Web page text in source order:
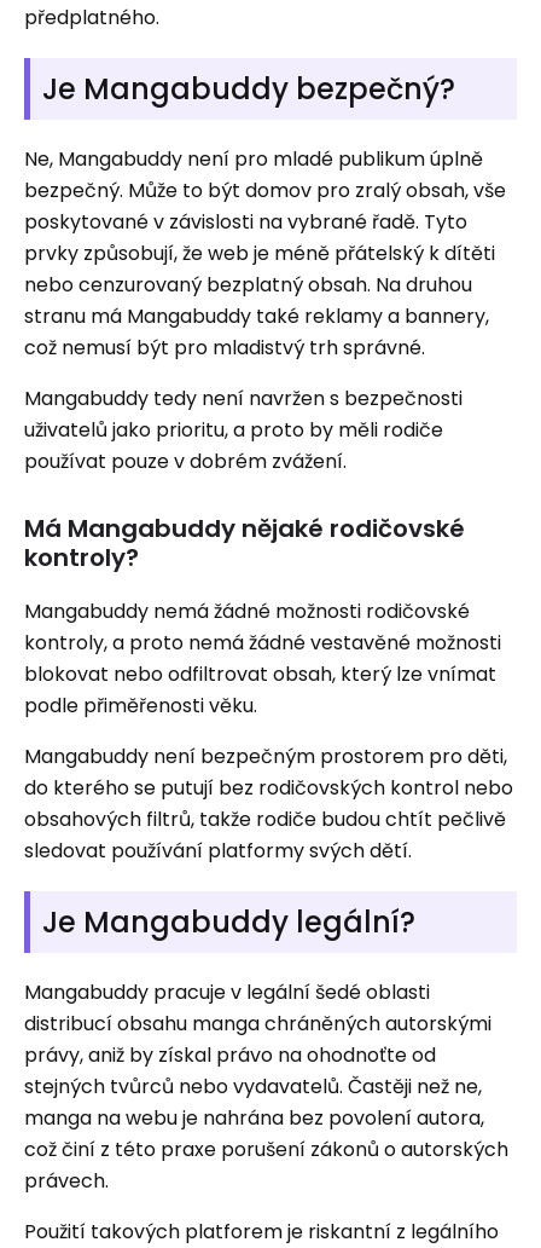
předplatného.
Je Mangabuddy bezpečný?
Ne, Mangabuddy není pro mladé publikum úplně
bezpečný. Může to být domov pro zralý obsah, vše
poskytované v závislosti na vybrané řadě. Tyto
prvky způsobují, že web je méně přátelský k dítěti
nebo cenzurovaný bezplatný obsah. Na druhou
stranu má Mangabuddy také reklamy a bannery,
což nemusí být pro mladistvý trh správné.
Mangabuddy tedy není navržen s bezpečnosti
uživatelů jako prioritu, a proto by měli rodiče
používat pouze v dobrém zvážení.
Má Mangabuddy nějaké rodičovské
kontroly?
Mangabuddy nemá žádné možnosti rodičovské
kontroly, a proto nemá žádné vestavěné možnosti
blokovat nebo odfiltrovat obsah, který lze vnímat
podle přiměřenosti věku.
Mangabuddy není bezpečným prostorem pro děti,
do kterého se putují bez rodičovských kontrol nebo
obsahových filtrů, takže rodiče budou chtít pečlivě
sledovat používání platformy svých dětí.
Je Mangabuddy legální?
Mangabuddy pracuje v legální šedé oblasti
distribucí obsahu manga chráněných autorskými
právy, aniž by získal právo na ohodnoťte od
stejných tvůrců nebo vydavatelů. Častěji než ne,
manga na webu je nahrána bez povolení autora,
což činí z této praxe porušení zákonů o autorských
právech.
Použití takových platforem je riskantní z legálního